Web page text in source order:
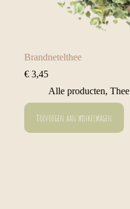
Brandnetelthee
€ 3,45
Alle producten, Thee
Toevoegen aan winkelwagen